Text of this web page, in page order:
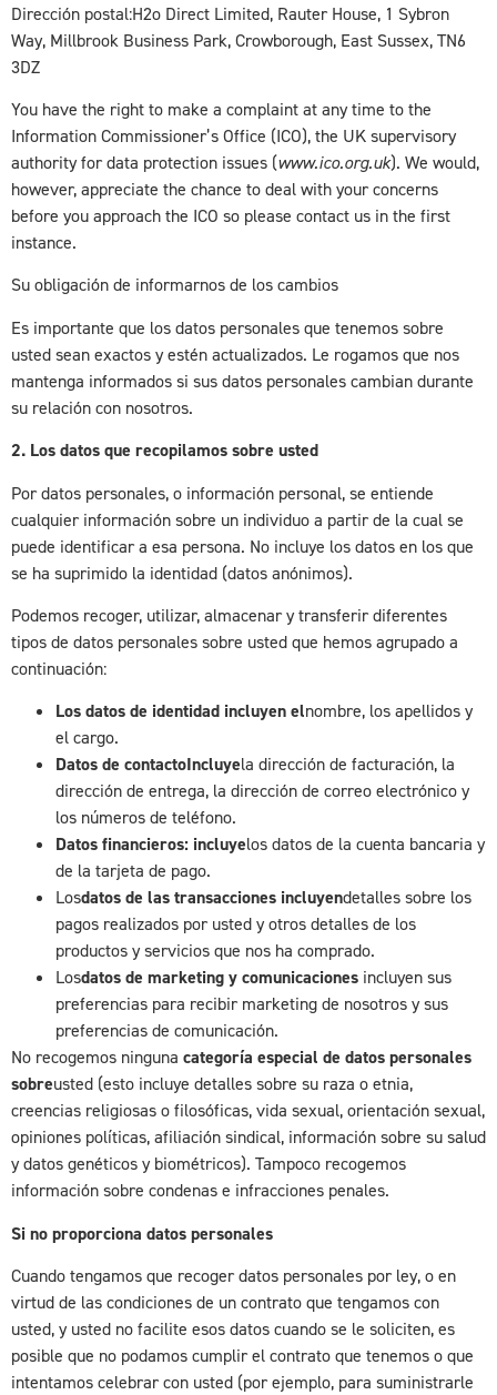
Dirección postal:H2o Direct Limited, Rauter House, 1 Sybron
Way, Millbrook Business Park, Crowborough, East Sussex, TN6
3DZ
You have the right to make a complaint at any time to the
Information Commissioner’s Office (ICO), the UK supervisory
authority for data protection issues (www.ico.org.uk). We would,
however, appreciate the chance to deal with your concerns
before you approach the ICO so please contact us in the first
instance.
Su obligación de informarnos de los cambios
Es importante que los datos personales que tenemos sobre
usted sean exactos y estén actualizados. Le rogamos que nos
mantenga informados si sus datos personales cambian durante
su relación con nosotros.
2. Los datos que recopilamos sobre usted
Por datos personales, o información personal, se entiende
cualquier información sobre un individuo a partir de la cual se
puede identificar a esa persona. No incluye los datos en los que
se ha suprimido la identidad (datos anónimos).
Podemos recoger, utilizar, almacenar y transferir diferentes
tipos de datos personales sobre usted que hemos agrupado a
continuación:
Los datos de identidad incluyen elnombre, los apellidos y
el cargo.
Datos de contactoIncluyela dirección de facturación, la
dirección de entrega, la dirección de correo electrónico y
los números de teléfono.
Datos financieros: incluyelos datos de la cuenta bancaria y
de la tarjeta de pago.
Losdatos de las transacciones incluyendetalles sobre los
pagos realizados por usted y otros detalles de los
productos y servicios que nos ha comprado.
Losdatos de marketing y comunicaciones incluyen sus
preferencias para recibir marketing de nosotros y sus
preferencias de comunicación.
No recogemos ninguna categoría especial de datos personales
sobreusted (esto incluye detalles sobre su raza o etnia,
creencias religiosas o filosóficas, vida sexual, orientación sexual,
opiniones políticas, afiliación sindical, información sobre su salud
y datos genéticos y biométricos). Tampoco recogemos
información sobre condenas e infracciones penales.
Si no proporciona datos personales
Cuando tengamos que recoger datos personales por ley, o en
virtud de las condiciones de un contrato que tengamos con
usted, y usted no facilite esos datos cuando se le soliciten, es
posible que no podamos cumplir el contrato que tenemos o que
intentamos celebrar con usted (por ejemplo, para suministrarle